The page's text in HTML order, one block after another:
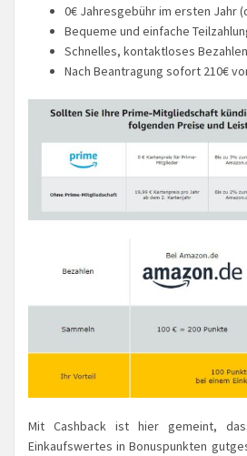
0€ Jahresgebühr im ersten Jahr
Bequeme und einfache
Schnelles, kontaktloses
Nach Beantragung sofort 210€
Mit Cashback ist hier gemeint,
Einkaufswertes in Bonuspunkten